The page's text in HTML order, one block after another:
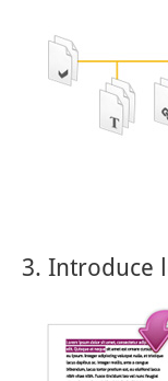
3. Introduce